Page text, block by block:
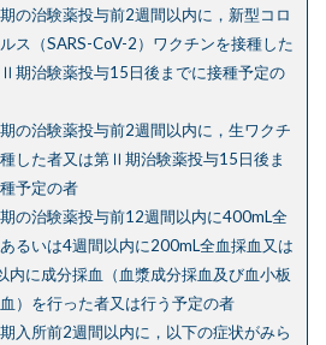
治験薬投与前2週間以内に，新型コロ
ス（SARS-CoV-2）ワクチンを接種した
期治験薬投与15日後までに接種予定の
治験薬投与前2週間以内に，生ワクチ
した者又は第Ⅱ期治験薬投与15日後ま
予定の者
の治験薬投与前12週間以内に400mL全
るいは4週間以内に200mL全血採血又は
内に成分採血（血漿成分採血及び血小板
）を行った者又は行う予定の者
入所前2週間以内に，以下の症状がみら